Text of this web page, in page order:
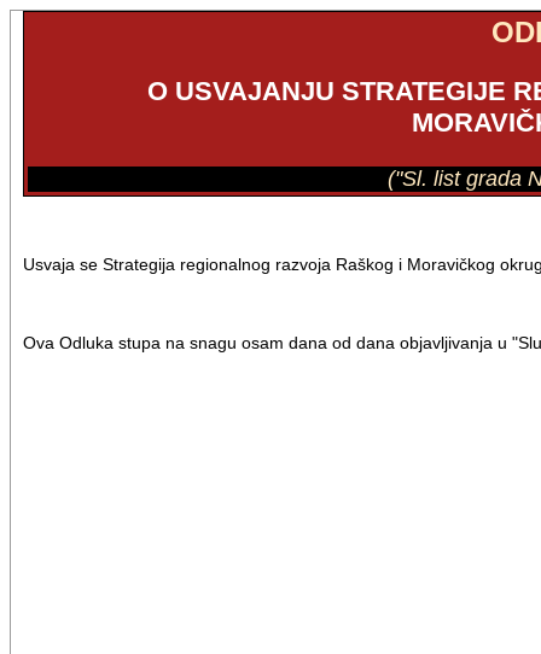
O USVAJANJU STRATEGIJE
("Sl. list grada
Usvaja se Strategija regionalnog razvoja Raškog i Moravičkog
Ova Odluka stupa na snagu osam dana od dana objavljivanja u